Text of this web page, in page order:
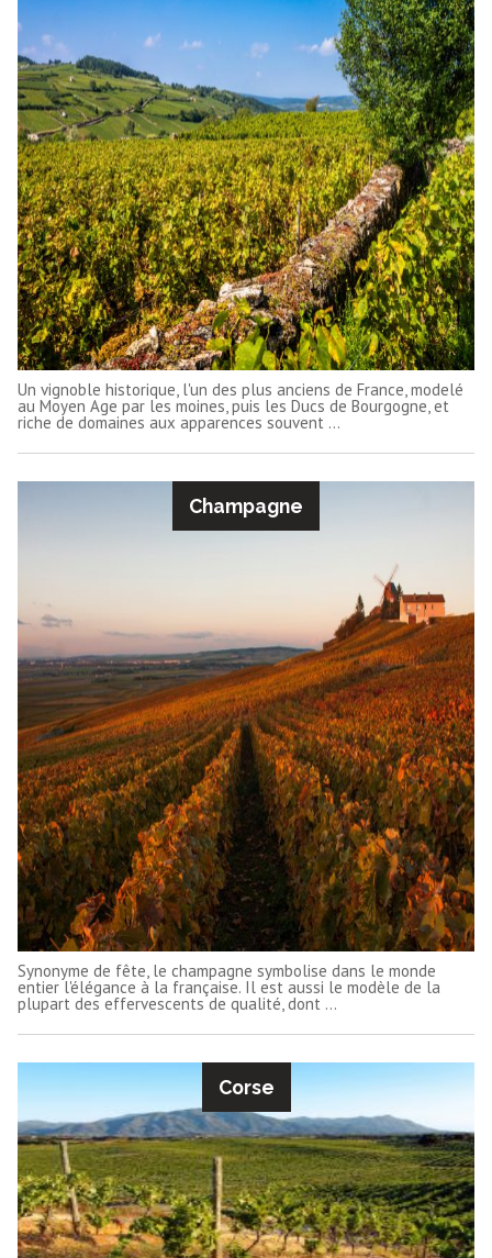
Un vignoble historique, l'un des plus anciens de France, modelé
au Moyen Age par les moines, puis les Ducs de Bourgogne, et
riche de domaines aux apparences souvent ...
Champagne
Synonyme de fête, le champagne symbolise dans le monde
entier l'élégance à la française. Il est aussi le modèle de la
plupart des effervescents de qualité, dont ...
Corse